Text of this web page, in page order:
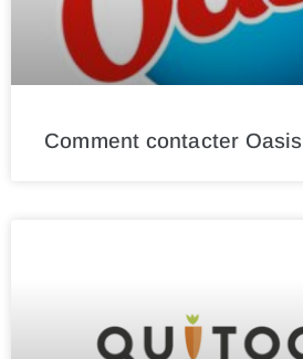
Comment contacter